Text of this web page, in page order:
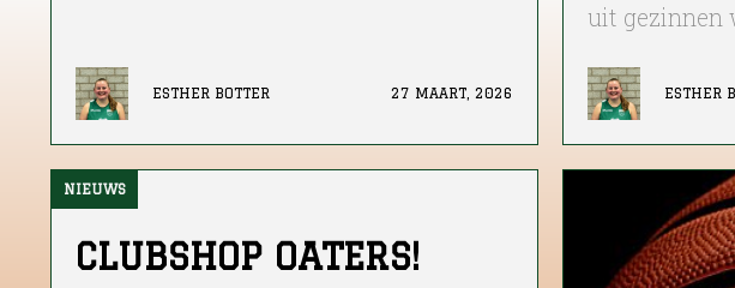
ESTHER BOTTER 27 MAART, 2026
uit gezinnen
ESTHER
NIEUWS
CLUBSHOP OATERS!